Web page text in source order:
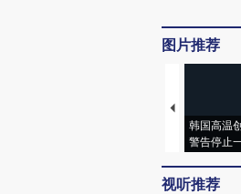
图片推荐
韩国高温
警告停止
视听推荐